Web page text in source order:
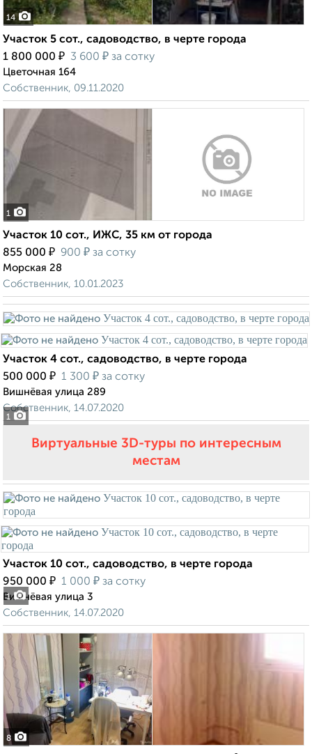
14
Участок 5 сот., садоводство, в черте города
1 800 000 ₽ 3 600 ₽ за сотку
Цветочная 164
Собственник, 09.11.2020
1
Участок 10 сот., ИЖС, 35 км от города
855 000 ₽ 900 ₽ за сотку
Морская 28
Собственник, 10.01.2023
1
Участок 4 сот., садоводство, в черте города
500 000 ₽ 1 300 ₽ за сотку
Вишнёвая улица 289
Собственник, 14.07.2020
Виртуальные 3D-туры по интересным
местам
1
Участок 10 сот., садоводство, в черте города
950 000 ₽ 1 000 ₽ за сотку
Вишнёвая улица 3
Собственник, 14.07.2020
8